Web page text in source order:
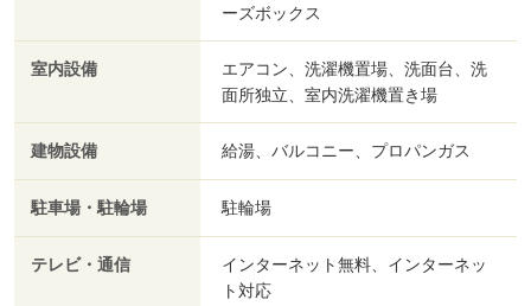
ーズボックス
室内設備
エアコン、洗濯機置場、洗面台、洗
面所独立、室内洗濯機置き場
建物設備 給湯、バルコニー、プロパンガス
駐車場・駐輪場 駐輪場
テレビ・通信
インターネット無料、インターネッ
ト対応